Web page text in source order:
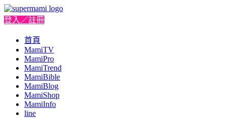
登入／註冊
首頁
MamiTV
MamiPro
MamiTrend
MamiBible
MamiBlog
MamiShop
MamiInfo
line